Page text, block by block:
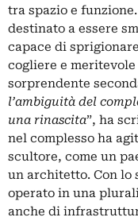
tra spazio e
destinato a essere
capace di
cogliere e
sorprendente
l’ambiguità del
una rinascita”, ha
nel complesso ha
scultore, come un
un architetto. Con lo
operato in una
anche di